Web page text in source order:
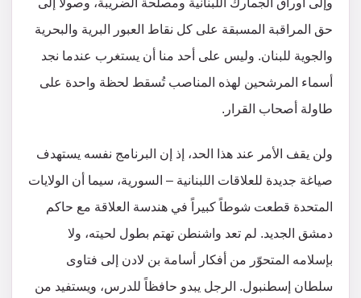
وإلى أوراق الجمارك اللبنانية ومصلحة الضريبة، وصولاً إلى
حق المراقبة المسبقة على كل نقاط العبور البرية والبحرية
والجوية للبنان. وليس على أحد منا أن يستغرب عندما نجد
أسماء المرشحين لهذه المناصب تُسقط لحظة واحدة على
طاولة أصحاب القرار.
ولن يقف الأمر عند هذا الحد، إذ إن البرنامج نفسه يستهدف
صياغة جديدة للعلاقات اللبنانية – السورية، سيما أن الولايات
المتحدة قطعت شوطاً كبيراً في هندسة العلاقة مع حاكم
دمشق الجديد. لم تعد واشنطن تهتم بطول لحيته، ولا
بإسلامه المتحوّر من أفكار أسامة بن لادن إلى فتاوى
سلطان إسطنبول. الرجل يبدو حافظاً للدرس، ويستفيد من